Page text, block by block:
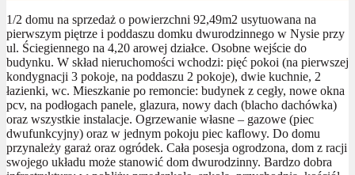
1/2 domu na sprzedaż o powierzchni 92,49m2 usytuowana na
pierwszym piętrze i poddaszu domku dwurodzinnego w Nysie przy
ul. Ściegiennego na 4,20 arowej działce. Osobne wejście do
budynku. W skład nieruchomości wchodzi: pięć pokoi (na pierwszej
kondygnacji 3 pokoje, na poddaszu 2 pokoje), dwie kuchnie, 2
łazienki, wc. Mieszkanie po remoncie: budynek z cegły, nowe okna
pcv, na podłogach panele, glazura, nowy dach (blacho dachówka)
oraz wszystkie instalacje. Ogrzewanie własne – gazowe (piec
dwufunkcyjny) oraz w jednym pokoju piec kaflowy. Do domu
przynależy garaż oraz ogródek. Cała posesja ogrodzona, dom z racji
swojego układu może stanowić dom dwurodzinny. Bardzo dobra